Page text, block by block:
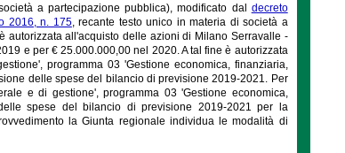
a partecipazione pubblica), modificato dal decreto
2016, n. 175, recante testo unico in materia di società a
autorizzata all'acquisto delle azioni di Milano Serravalle -
e per € 25.000.000,00 nel 2020. A tal fine è autorizzata
programma 03 'Gestione economica, finanziaria,
delle spese del bilancio di previsione 2019-2021. Per
e di gestione', programma 03 'Gestione economica,
spese del bilancio di previsione 2019-2021 per la
la Giunta regionale individua le modalità di